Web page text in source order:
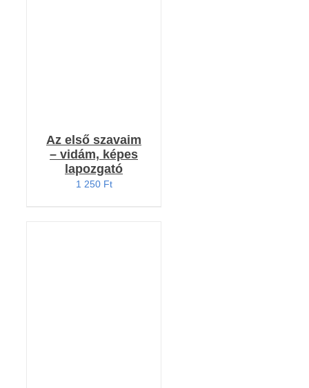
Az első szavaim
– vidám, képes
lapozgató
1 250 Ft